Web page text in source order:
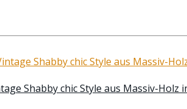
Shabby chic Style aus Massiv-